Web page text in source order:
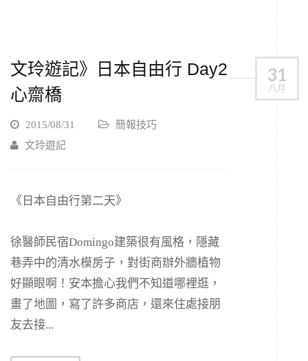
31
八月
文玲遊記》日本自由行 Day2
心齋橋
2015/08/31
簡報技巧
文玲遊記
《日本自由行第二天》
徐醫師民宿Domingo建築很有風格，隱藏
巷弄中的清水模房子，對街商辦外牆植物
好顯眼啊！安本擔心我們不知道哪裡逛，
畫了地圖，寫了許多商店，還來住處接朋
友去接...